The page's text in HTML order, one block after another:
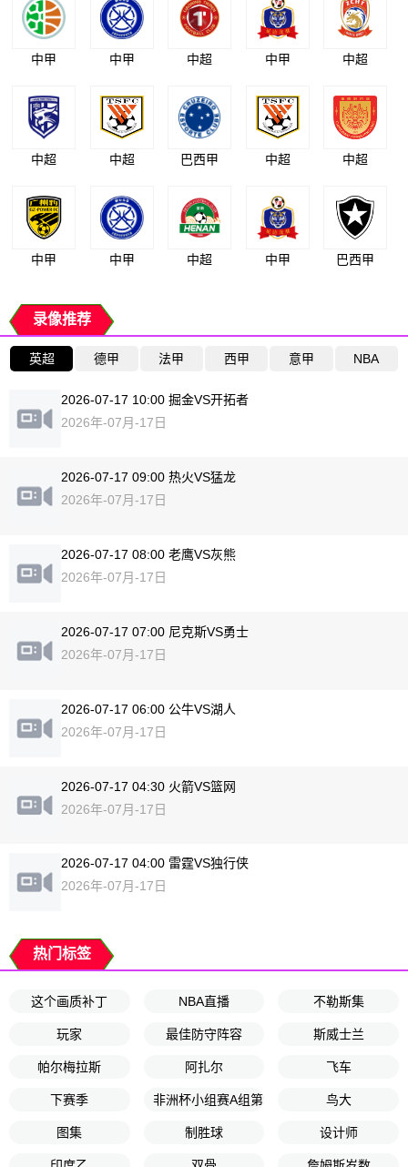
中甲 中甲 中超 中甲 中超
中超 中超 巴西甲 中超 中超
中甲 中甲 中超 中甲 巴西甲
录像推荐
英超 德甲 法甲 西甲 意甲 NBA
2026-07-17 10:00 掘金VS开拓者
2026年-07月-17日
2026-07-17 09:00 热火VS猛龙
2026年-07月-17日
2026-07-17 08:00 老鹰VS灰熊
2026年-07月-17日
2026-07-17 07:00 尼克斯VS勇士
2026年-07月-17日
2026-07-17 06:00 公牛VS湖人
2026年-07月-17日
2026-07-17 04:30 火箭VS篮网
2026年-07月-17日
2026-07-17 04:00 雷霆VS独行侠
2026年-07月-17日
热门标签
这个画质补丁 NBA直播 不勒斯集
玩家 最佳防守阵容 斯威士兰
帕尔梅拉斯 阿扎尔 飞车
下赛季 非洲杯小组赛A组第2轮 鸟大
图集 制胜球 设计师